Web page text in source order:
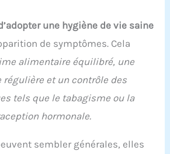
une hygiène de vie saine
de symptômes. Cela
alimentaire équilibré, une
et un contrôle des
tels que le tabagisme ou la
hormonale.
sembler générales, elles